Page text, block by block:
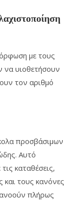
με τους
να υιοθετήσουν
τον αριθμό
προσβάσιμων
Αυτό
καταθέσεις,
και τους κανόνες
πλήρως